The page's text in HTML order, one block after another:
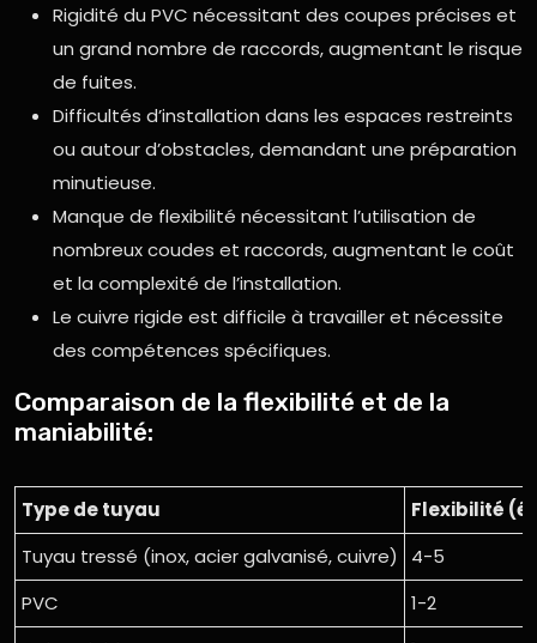
Rigidité du PVC nécessitant des coupes précises et
un grand nombre de raccords, augmentant le risque
de fuites.
Difficultés d’installation dans les espaces restreints
ou autour d’obstacles, demandant une préparation
minutieuse.
Manque de flexibilité nécessitant l’utilisation de
nombreux coudes et raccords, augmentant le coût
et la complexité de l’installation.
Le cuivre rigide est difficile à travailler et nécessite
des compétences spécifiques.
Comparaison de la flexibilité et de la
maniabilité:
Type de tuyau
Flexibilité
Tuyau tressé (inox, acier galvanisé, cuivre)
4-5
PVC
1-2